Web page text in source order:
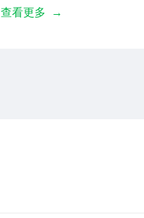
查看更多 →